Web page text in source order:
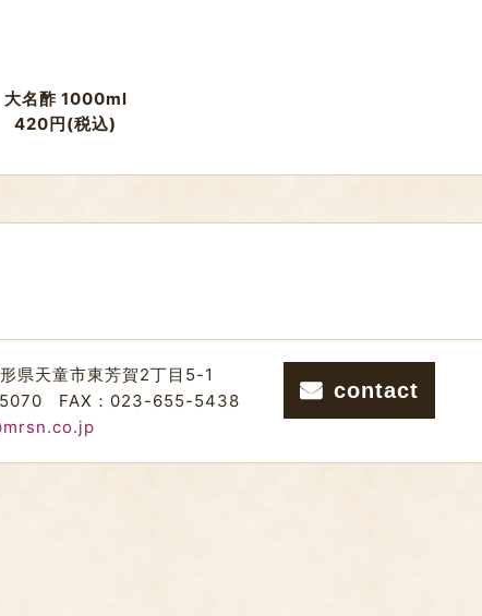
大名酢 1000ml
420円(税込)
県天童市東芳賀2丁目5-1
FAX：023-655-5438
contact